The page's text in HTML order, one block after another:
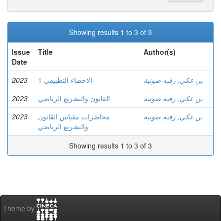
Showing results 1 to 3 of 3
Issue
Date
Title Author(s)
2023 الاحصاء التطبيقي 1
بن عكي, رقية صونية
2023
القانون والتشريع الرياضي
بن عكي, رقية صونية
2023
محاضرات مقياس القانون
والتشريع الرياضي
بن عكي, رقية صونية
Showing results 1 to 3 of 3
Theme by